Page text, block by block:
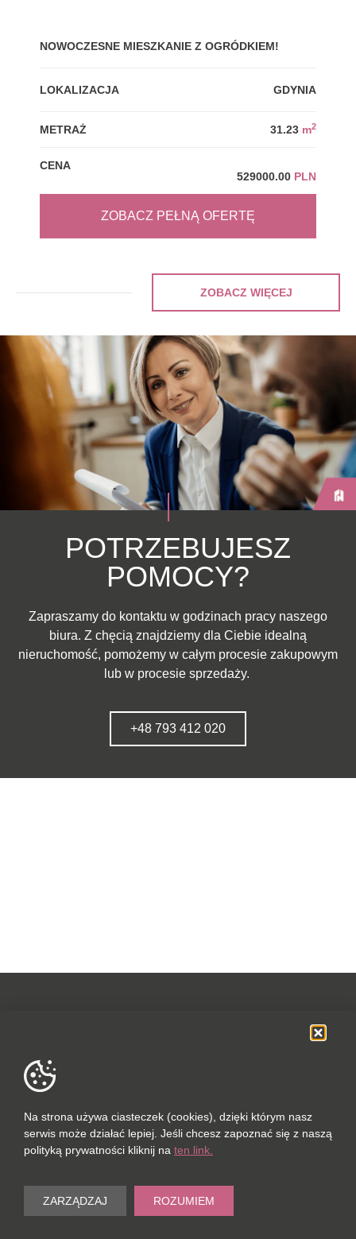
NOWOCZESNE MIESZKANIE Z OGRÓDKIEM!
LOKALIZACJA GDYNIA
METRAŻ 31.23 m2
CENA
529000.00 PLN
ZOBACZ PEŁNĄ OFERTĘ
ZOBACZ WIĘCEJ
POTRZEBUJESZ
POMOCY?
Zapraszamy do kontaktu w godzinach pracy naszego
biura. Z chęcią znajdziemy dla Ciebie idealną
nieruchomość, pomożemy w całym procesie zakupowym
lub w procesie sprzedaży.
+48 793 412 020
POLUBIONYCH (0 / 10)
Wyczyść
SOCIAL MEDIA
DANE FIRMOWE
© 2023
PORT-REAL ESTATE SP. Z O.O.
Na strona używa ciasteczek (cookies), dzięki którym nasz
serwis może działać lepiej. Jeśli chcesz zapoznać się z naszą
polityką prywatności kliknij na ten link.
ZARZĄDZAJ ROZUMIEM